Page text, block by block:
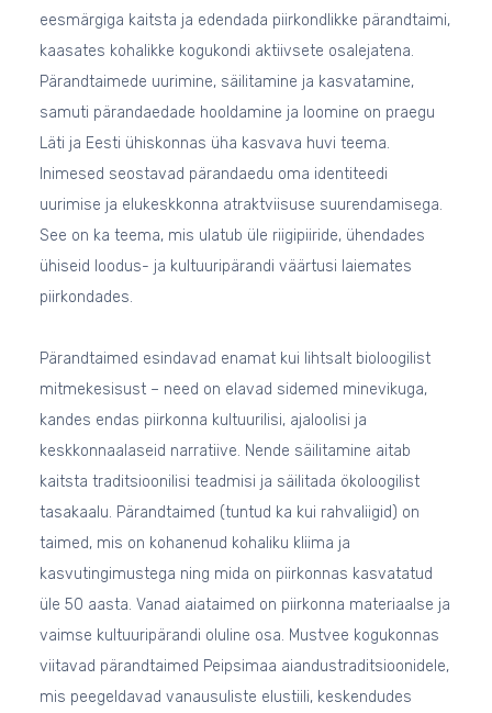
eesmärgiga kaitsta ja edendada piirkondlikke pärandtaimi,
kaasates kohalikke kogukondi aktiivsete osalejatena.
Pärandtaimede uurimine, säilitamine ja kasvatamine,
samuti pärandaedade hooldamine ja loomine on praegu
Läti ja Eesti ühiskonnas üha kasvava huvi teema.
Inimesed seostavad pärandaedu oma identiteedi
uurimise ja elukeskkonna atraktviisuse suurendamisega.
See on ka teema, mis ulatub üle riigipiiride, ühendades
ühiseid loodus- ja kultuuripärandi väärtusi laiemates
piirkondades.
Pärandtaimed esindavad enamat kui lihtsalt bioloogilist
mitmekesisust – need on elavad sidemed minevikuga,
kandes endas piirkonna kultuurilisi, ajaloolisi ja
keskkonnaalaseid narratiive. Nende säilitamine aitab
kaitsta traditsioonilisi teadmisi ja säilitada ökoloogilist
tasakaalu. Pärandtaimed (tuntud ka kui rahvaliigid) on
taimed, mis on kohanenud kohaliku kliima ja
kasvutingimustega ning mida on piirkonnas kasvatatud
üle 50 aasta. Vanad aiataimed on piirkonna materiaalse ja
vaimse kultuuripärandi oluline osa. Mustvee kogukonnas
viitavad pärandtaimed Peipsimaa aiandustraditsioonidele,
mis peegeldavad vanausuliste elustiili, keskendudes